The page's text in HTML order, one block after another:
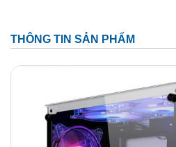
THÔNG TIN SẢN PHẨM